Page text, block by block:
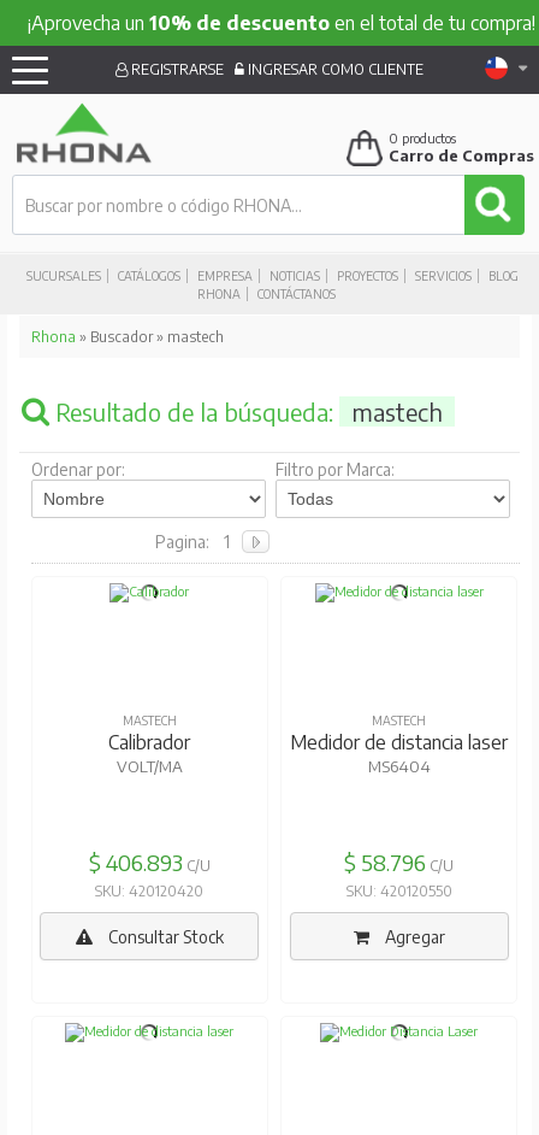
un10% de descuentoen el total de tu compra!
SUCURSALES CATÁLOGOS EMPRESA NOTICIAS PROYECTOS SERVICIOS
BLOG
RHONA
CONTÁCTANOS
REGISTRARSE INGRESAR COMO CLIENTE
0 productos
Carro de Compras
Rhona » Buscador » mastech
Resultado de la búsqueda: mastech
Ordenar por: Filtro por Marca:
Pagina: 1
MASTECH
Calibrador
VOLT/MA
$ 406.893 C/U
SKU: 420120420
Consultar Stock
MASTECH
Medidor de distancia laser
MS6404
$ 58.796 C/U
SKU: 420120550
Agregar